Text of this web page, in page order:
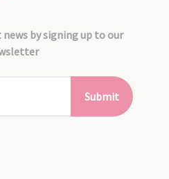
by signing up to our
Submit